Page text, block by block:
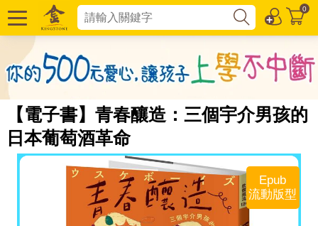
0
【電子書】青春釀造：三個宇介男孩的
日本葡萄酒革命
Epub
流動版型